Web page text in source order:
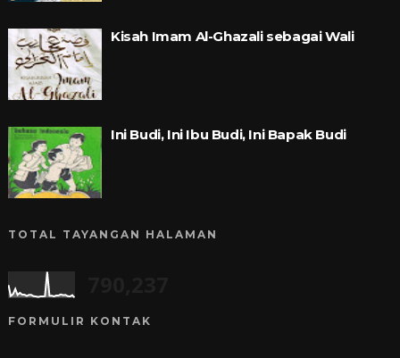
Kisah Imam Al-Ghazali sebagai Wali
Ini Budi, Ini Ibu Budi, Ini Bapak Budi
TOTAL TAYANGAN HALAMAN
FORMULIR KONTAK